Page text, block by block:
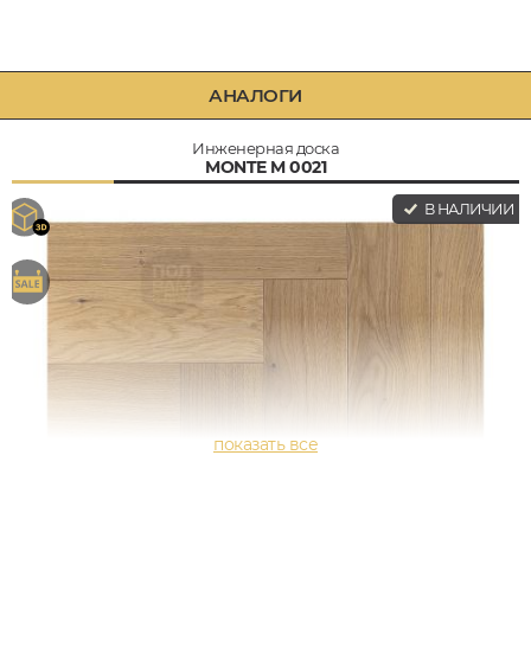
АНАЛОГИ
Инженерная доска
MONTE M 0021
В НАЛИЧИИ